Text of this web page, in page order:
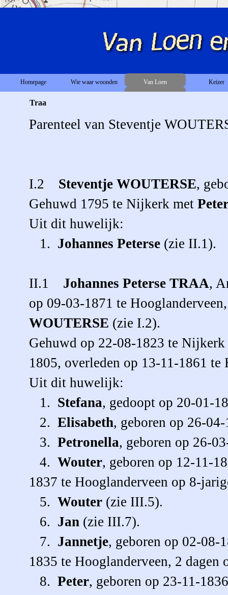
Homepage Wie waar woonden Van Loen Keizer
Traa
Parenteel van Steventje
I.2 SteventjeWOUTERSE,
Gehuwd 1795 te Nijkerk met
Uit dit huwelijk:
1. Johannes Peterse(zie II.1).
II.1 Johannes PeterseTRAA,
op 09-03-1871 te
WOUTERSE (zie I.2).
Gehuwd op 22-08-1823 te
1805, overleden op 13-11-1861 te
Uit dit huwelijk:
1. Stefana, gedoopt op 20-01-
2. Elisabeth, geboren op 26-
3. Petronella, geboren op 26-
4. Wouter, geboren op 12-11-
1837 te Hooglanderveen op 8-
5. Wouter(zie III.5).
6. Jan(zie III.7).
7. Jannetje, geboren op 02-08-
1835 te Hooglanderveen, 2 dagen
8. Peter, geboren op 23-11-